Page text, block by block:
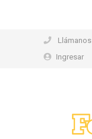
Llámanos
Ingresar